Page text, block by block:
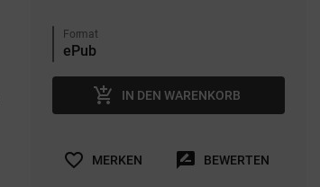
Format
add_shopping_cart IN DEN WARENKORB
favorite_border MERKEN rate_review BEWERTEN